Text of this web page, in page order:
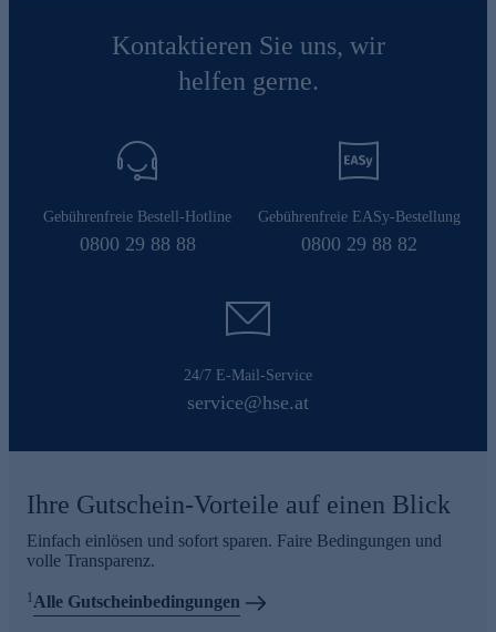
Kontaktieren Sie uns, wir
helfen gerne.
Gebührenfreie Bestell-Hotline
0800 29 88 88
Gebührenfreie EASy-Bestellung
0800 29 88 82
24/7 E-Mail-Service
service@hse.at
Ihre Gutschein-Vorteile auf einen Blick
Einfach einlösen und sofort sparen. Faire Bedingungen und
volle Transparenz.
1Alle Gutscheinbedingungen